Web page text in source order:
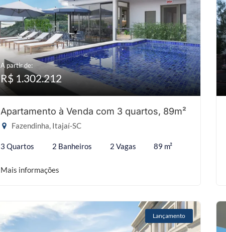
A partir de:
R$ 1.302.212
Apartamento à Venda com 3 quartos, 89m²
Fazendinha, Itajaí-SC
3 Quartos 2 Banheiros 2 Vagas 89 m²
Mais informações
Lançamento